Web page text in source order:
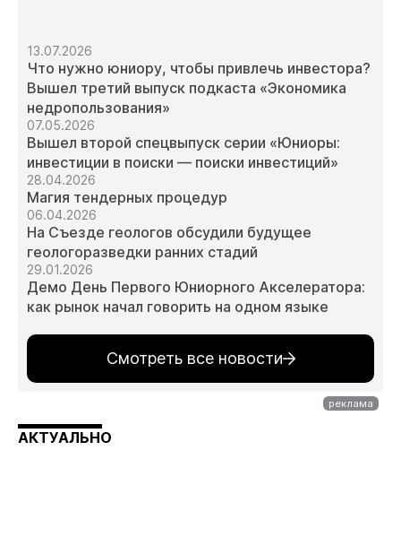
13.07.2026
Что нужно юниору, чтобы привлечь инвестора?
Вышел третий выпуск подкаста «Экономика
недропользования»
07.05.2026
Вышел второй спецвыпуск серии «Юниоры:
инвестиции в поиски — поиски инвестиций»
28.04.2026
Магия тендерных процедур
06.04.2026
На Съезде геологов обсудили будущее
геологоразведки ранних стадий
29.01.2026
Демо День Первого Юниорного Акселератора:
как рынок начал говорить на одном языке
Смотреть все новости
АКТУАЛЬНО